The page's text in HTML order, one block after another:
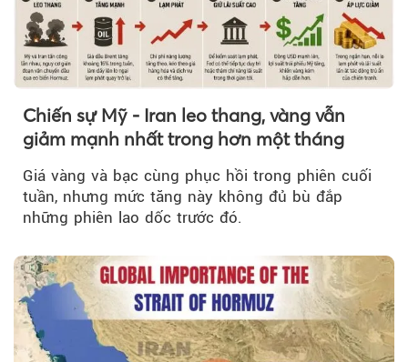
Chiến sự Mỹ - Iran leo thang, vàng vẫn
giảm mạnh nhất trong hơn một tháng
Giá vàng và bạc cùng phục hồi trong phiên cuối
tuần, nhưng mức tăng này không đủ bù đắp
những phiên lao dốc trước đó.